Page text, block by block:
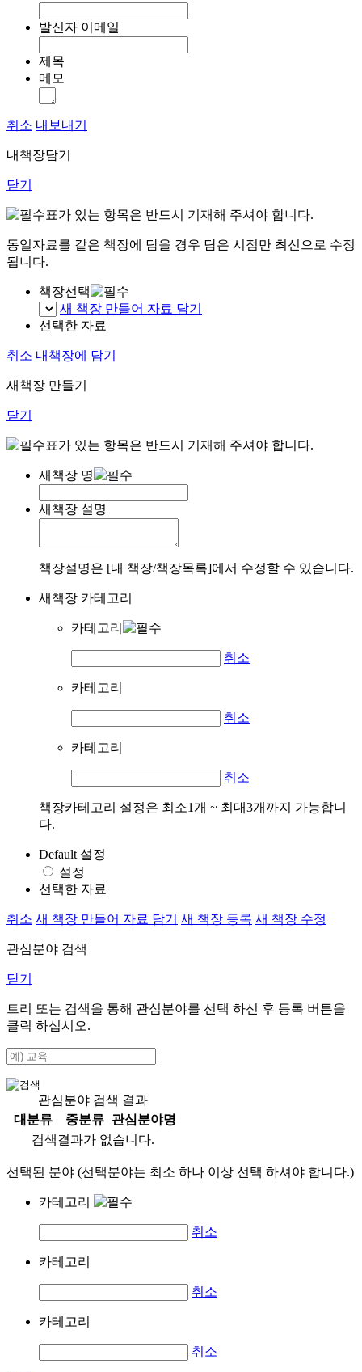
발신자 이메일
제목
메모
취소 내보내기
내책장담기
닫기
표가 있는 항목은 반드시 기재해 주셔야 합니다.
동일자료를 같은 책장에 담을 경우 담은 시점만 최신으로 수정
됩니다.
책장선택
새 책장 만들어 자료 담기
선택한 자료
취소 내책장에 담기
새책장 만들기
닫기
표가 있는 항목은 반드시 기재해 주셔야 합니다.
새책장 명
새책장 설명
책장설명은 [내 책장/책장목록]에서 수정할 수 있습니다.
새책장 카테고리
카테고리
취소
카테고리
취소
카테고리
취소
책장카테고리 설정은 최소1개 ~ 최대3개까지 가능합니
다.
Default 설정
설정
선택한 자료
취소 새 책장 만들어 자료 담기 새 책장 등록 새 책장 수정
관심분야 검색
닫기
트리 또는 검색을 통해 관심분야를 선택 하신 후 등록 버튼을
클릭 하십시오.
관심분야 검색 결과
대분류
중분류
관심분야명
검색결과가 없습니다.
선택된 분야 (선택분야는 최소 하나 이상 선택 하셔야 합니다.)
카테고리
취소
카테고리
취소
카테고리
취소